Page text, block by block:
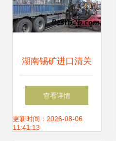
湖南锡矿进口清关
流程与广州锑矿代
理报关公司仓储服
查看详情
更新时间：2026-08-06
11:41:13